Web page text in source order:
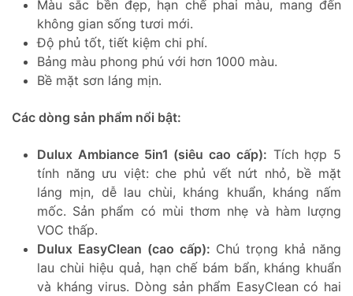
Màu sắc bền đẹp, hạn chế phai màu, mang đến
không gian sống tươi mới.
Độ phủ tốt, tiết kiệm chi phí.
Bảng màu phong phú với hơn 1000 màu.
Bề mặt sơn láng mịn.
Các dòng sản phẩm nổi bật:
Dulux Ambiance 5in1 (siêu cao cấp): Tích hợp 5
tính năng ưu việt: che phủ vết nứt nhỏ, bề mặt
láng mịn, dễ lau chùi, kháng khuẩn, kháng nấm
mốc. Sản phẩm có mùi thơm nhẹ và hàm lượng
VOC thấp.
Dulux EasyClean (cao cấp): Chú trọng khả năng
lau chùi hiệu quả, hạn chế bám bẩn, kháng khuẩn
và kháng virus. Dòng sản phẩm EasyClean có hai